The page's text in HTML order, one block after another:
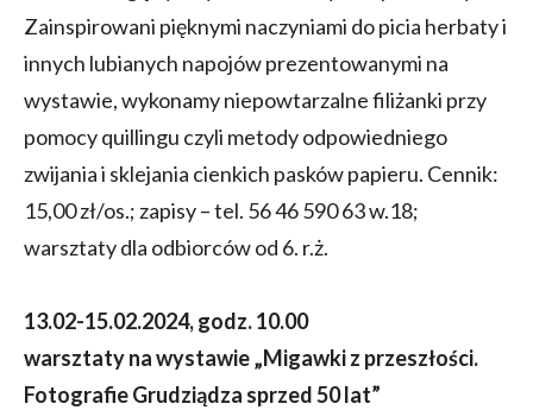
Zainspirowani pięknymi naczyniami do picia herbaty i
innych lubianych napojów prezentowanymi na
wystawie, wykonamy niepowtarzalne filiżanki przy
pomocy quillingu czyli metody odpowiedniego
zwijania i sklejania cienkich pasków papieru. Cennik:
15,00 zł/os.; zapisy – tel. 56 46 590 63 w.18;
warsztaty dla odbiorców od 6. r.ż.
13.02-15.02.2024, godz. 10.00
warsztaty na wystawie „Migawki z przeszłości.
Fotografie Grudziądza sprzed 50 lat”